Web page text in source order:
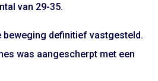
van 29-35.
beweging definitief vastgesteld.
was aangescherpt met een